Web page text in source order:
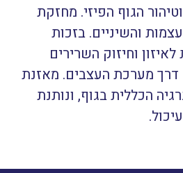
הגוף הפיזי. מחזקת
והשיניים. בזכות
וחיזוק השרירים
דרך מערכת העצבים. מאזנת
הכללית בגוף, ונותנת